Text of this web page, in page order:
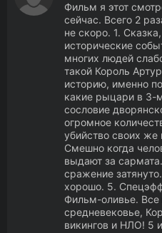
Фильм я этот
сейчас. Всего 2
не скоро. 1.
исторические
многих людей
такой Король
историю, именно
какие рыцари в 3-
сословие
огромное
убийство своих
Смешно когда
выдают за
сражение
хорошо. 5.
Фильм-оливье.
средневековье,
викингов и НЛО! 5